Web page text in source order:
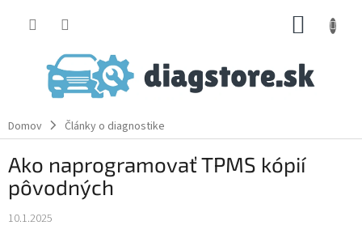
Domov Články o diagnostike
Ako naprogramovať TPMS kópií
pôvodných
10.1.2025